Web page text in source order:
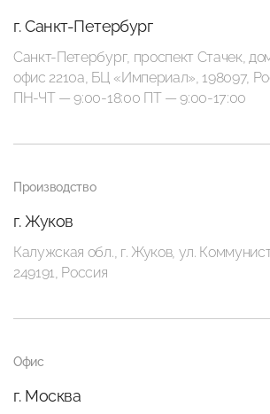
г. Санкт-Петербург
Санкт-Петербург, проспект Стачек,
офис 2210а, БЦ «Империал», 198097,
ПН-ЧТ — 9:00-18:00 ПТ — 9:00-17:00
Производство
г. Жуков
Калужская обл., г. Жуков, ул.
249191, Россия
Офис
г. Москва